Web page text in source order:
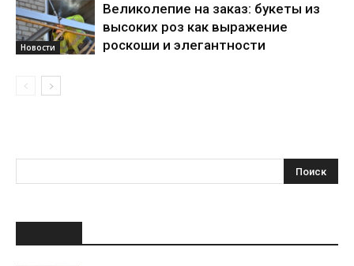
Новости
Великолепие на заказ: букеты из
высоких роз как выражение
роскоши и элегантности